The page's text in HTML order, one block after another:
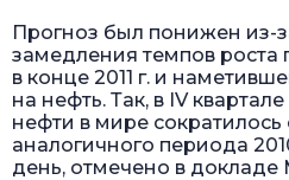
Прогноз был понижен из-
замедления темпов роста
в конце 2011 г. и
на нефть. Так, в IV
нефти в мире сократилось
аналогичного периода
день, отмечено в докладе